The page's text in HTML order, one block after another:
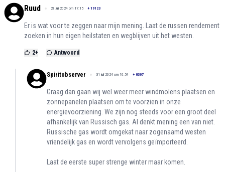
Ruud 28 juli 2024 om 17:15 + 19123
Er is wat voor te zeggen naar mijn mening. Laat de russen rendement
zoeken in hun eigen heilstaten en wegblijven uit het westen.
2+ Antwoord
Spiritobserver 31 juli 2024 om 10:54 + 8307
Graag dan gaan wij wel weer meer windmolens plaatsen en
zonnepanelen plaatsen om te voorzien in onze
energievoorziening. We zijn nog steeds voor een groot deel
afhankelijk van Russisch gas. Al denkt mening een van niet.
Russische gas wordt omgekat naar zogenaamd westen
vriendelijk gas en wordt vervolgens geïmporteerd.
Laat de eerste super strenge winter maar komen.